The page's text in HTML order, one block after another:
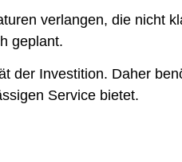
verlangen, die nicht
geplant.
der Investition. Daher
Service bietet.